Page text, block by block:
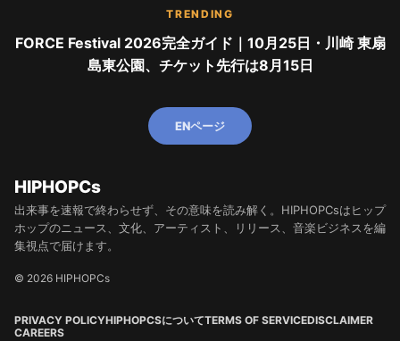
TRENDING
FORCE Festival 2026完全ガイド｜10月25日・川崎 東扇
島東公園、チケット先行は8月15日
ENページ
HIPHOPCs
出来事を速報で終わらせず、その意味を読み解く。HIPHOPCsはヒップ
ホップのニュース、文化、アーティスト、リリース、音楽ビジネスを編
集視点で届けます。
© 2026 HIPHOPCs
PRIVACY POLICYHIPHOPCSについてTERMS OF SERVICEDISCLAIMER
CAREERS